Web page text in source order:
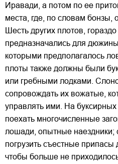
Иравади, а потом по ее
места, где, по словам бонзы,
Шесть других плотов,
предназначались для
которыми предполагалось
плоты также должны были
или гребными лодками.
сопровождать их вожатые,
управлять ими. На
поехать многочисленные
лошади, опытные наездники;
погрузить съестные
чтобы больше не